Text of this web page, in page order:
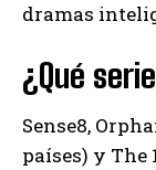
dramas
¿Qué
Sense8,
países) y The